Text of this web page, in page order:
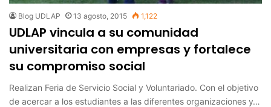
Blog UDLAP 13 agosto, 2015 1,122
UDLAP vincula a su comunidad
universitaria con empresas y fortalece
su compromiso social
Realizan Feria de Servicio Social y Voluntariado. Con el objetivo
de acercar a los estudiantes a las diferentes organizaciones y…